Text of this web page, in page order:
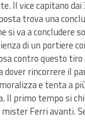
Il vice capitano
trova una
si va a concludere
di un portiere
contro questo tiro
dover rincorrere il
e tenta a
Il primo tempo si
Ferri avanti.